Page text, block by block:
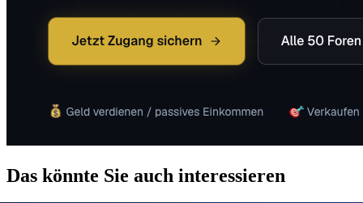
Das könnte Sie auch interessieren